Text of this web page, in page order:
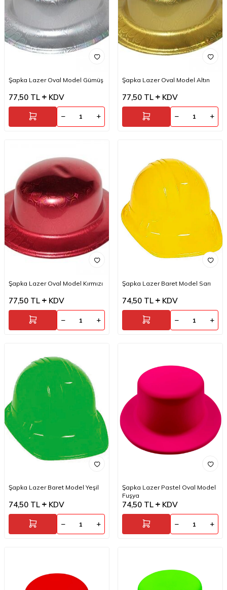
Şapka Lazer Oval Model Gümüş
77,50 TL KDV
Şapka Lazer Oval Model Altın
77,50 TL KDV
Şapka Lazer Oval Model Kırmızı
77,50 TL KDV
Şapka Lazer Baret Model Sarı
74,50 TL KDV
Şapka Lazer Baret Model Yeşil
74,50 TL KDV
Şapka Lazer Pastel Oval Model
Fuşya
74,50 TL KDV